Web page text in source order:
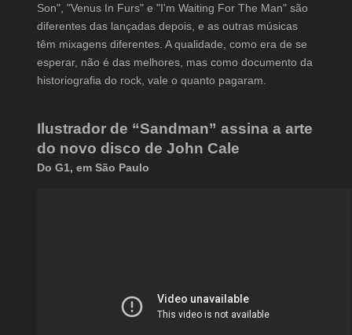
Son", "Venus In Furs" e "I'm Waiting For The Man" são
diferentes das lançadas depois, e as outras músicas
têm mixagens diferentes. A qualidade, como era de se
esperar, não é das melhores, mas como documento da
historiografia do rock, vale o quanto pagaram.
Ilustrador de “Sandman” assina a arte
do novo disco de John Cale
Do G1, em São Paulo